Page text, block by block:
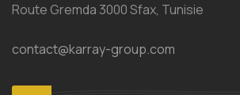
Route Gremda 3000 Sfax, Tunisie
contact@karray-group.com